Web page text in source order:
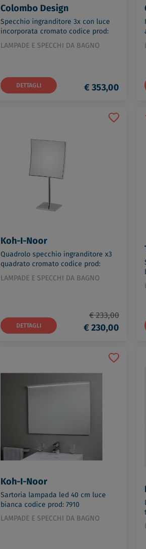
Colombo Design
Specchio ingranditore 3x con luce
incorporata cromato codice prod:
B97510CR
LAMPADE E SPECCHI DA BAGNO
DETTAGLI € 353,00
Koh-I-Noor
Quadrolo specchio ingranditore x3
quadrato cromato codice prod:
64/1KK3
LAMPADE E SPECCHI DA BAGNO
DETTAGLI
€ 233,00
€ 230,00
Koh-I-Noor
Sartoria lampada led 40 cm luce
bianca codice prod: 7910
LAMPADE E SPECCHI DA BAGNO